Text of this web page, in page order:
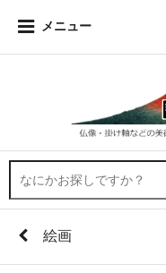
メニュー
絵画